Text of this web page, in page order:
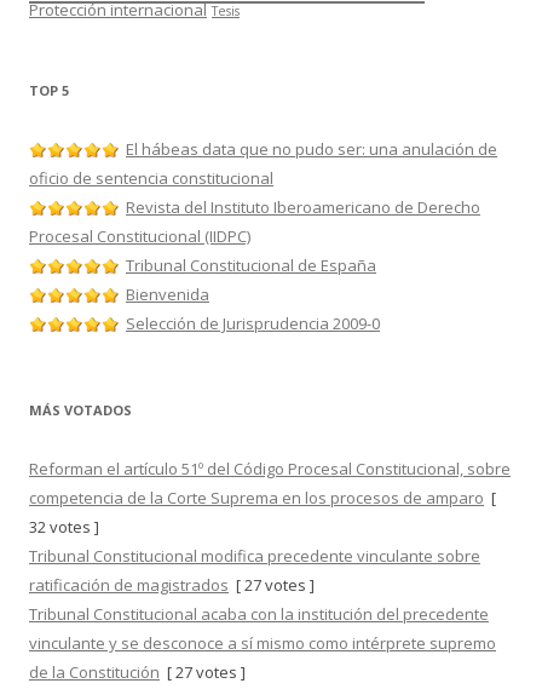
Protección internacional Tesis
TOP 5
El hábeas data que no pudo ser: una anulación de
oficio de sentencia constitucional
Revista del Instituto Iberoamericano de Derecho
Procesal Constitucional (IIDPC)
Tribunal Constitucional de España
Bienvenida
Selección de Jurisprudencia 2009-0
MÁS VOTADOS
Reforman el artículo 51º del Código Procesal Constitucional, sobre
competencia de la Corte Suprema en los procesos de amparo [
32 votes ]
Tribunal Constitucional modifica precedente vinculante sobre
ratificación de magistrados [ 27 votes ]
Tribunal Constitucional acaba con la institución del precedente
vinculante y se desconoce a sí mismo como intérprete supremo
de la Constitución [ 27 votes ]